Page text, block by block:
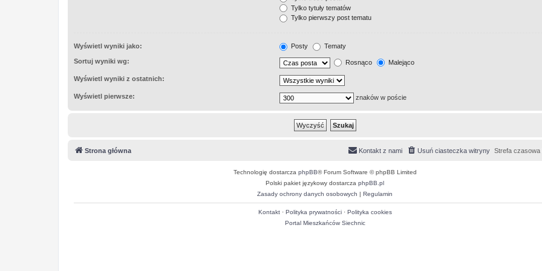
Tylko tytuły tematów
Tylko pierwszy post tematu
Wyświetl wyniki jako: Posty Tematy
Sortuj wyniki wg: Rosnąco Malejąco
Wyświetl wyniki z ostatnich:
Wyświetl pierwsze: znaków w poście
Strona główna Strefa czasowa
Usuń ciasteczka witryny
Kontakt z nami
Technologię dostarcza phpBB® Forum Software © phpBB Limited
Polski pakiet językowy dostarcza phpBB.pl
Zasady ochrony danych osobowych | Regulamin
Kontakt· Polityka prywatności· Polityka cookies
Portal Mieszkańców Siechnic